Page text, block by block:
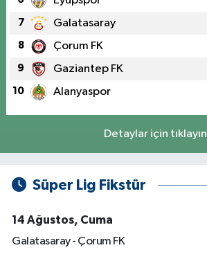
7 Galatasaray
8 Çorum FK
9 Gaziantep FK
10 Alanyaspor
Detaylar için tıklayın
Süper Lig Fikstür
14 Ağustos, Cuma
Galatasaray - Çorum FK